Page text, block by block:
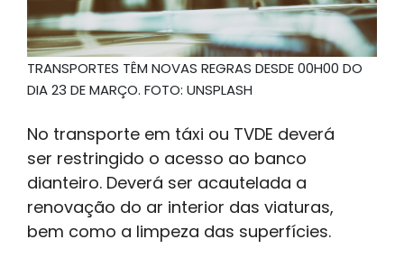
TRANSPORTES TÊM NOVAS REGRAS DESDE 00H00 DO
DIA 23 DE MARÇO. FOTO: UNSPLASH
No transporte em táxi ou TVDE deverá
ser restringido o acesso ao banco
dianteiro. Deverá ser acautelada a
renovação do ar interior das viaturas,
bem como a limpeza das superfícies.